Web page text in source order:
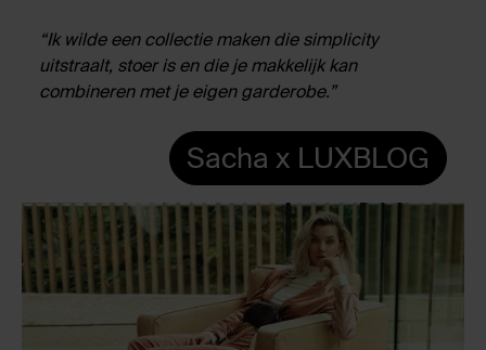
“Ik wilde een collectie maken die simplicity
uitstraalt, stoer is en die je makkelijk kan
combineren met je eigen garderobe.”
Sacha x LUXBLOG